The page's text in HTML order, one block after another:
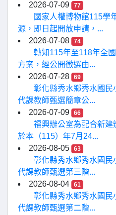
2026-07-09
77
國家人權博物館115學
源，即日起開放申請，...
2026-07-08
74
轉知115年至118年全
方案，經公開徵選由...
2026-07-28
69
彰化縣秀水鄉秀水國
代課教師甄選簡章公...
2026-07-09
66
福興辦公室為配合新建
於本（115）年7月24...
2026-08-05
63
彰化縣秀水鄉秀水國
代課教師甄選第三階...
2026-08-04
61
彰化縣秀水鄉秀水國
代課教師甄選第二階...